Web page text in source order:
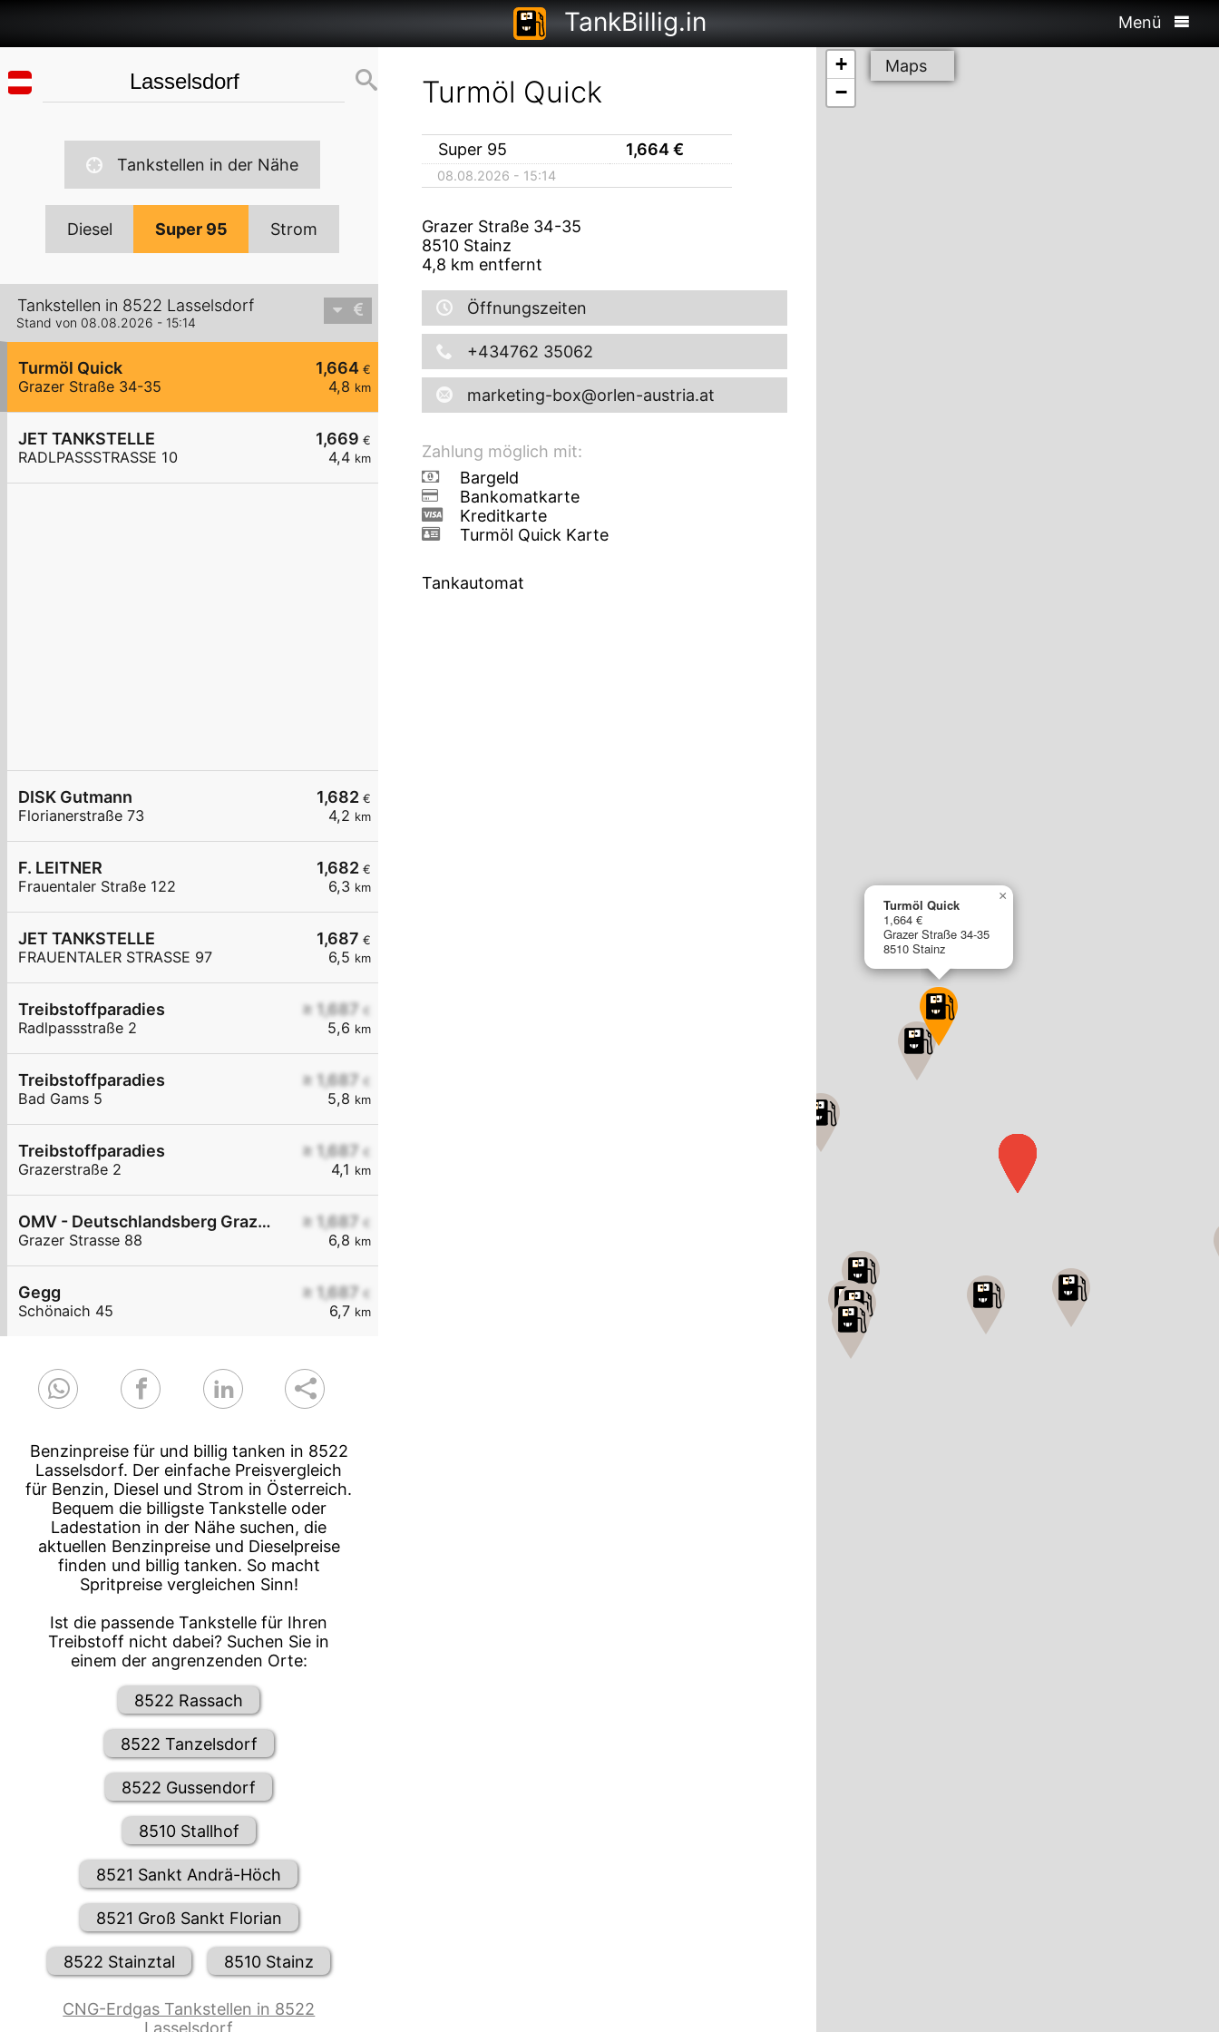
TankBillig.in Menü
Tankstellen in der Nähe
Diesel Super 95 Strom
Tankstellen in 8522 Lasselsdorf
Stand von 08.08.2026 - 15:14
1,664 €
4,8 km
Turmöl Quick
Grazer Straße 34-35
1,669 €
4,4 km
JET TANKSTELLE
RADLPASSSTRASSE 10
1,682 €
4,2 km
DISK Gutmann
Florianerstraße 73
1,682 €
6,3 km
F. LEITNER
Frauentaler Straße 122
1,687 €
6,5 km
JET TANKSTELLE
FRAUENTALER STRASSE 97
≥ 1,687 €
5,6 km
Treibstoffparadies
Radlpassstraße 2
≥ 1,687 €
5,8 km
Treibstoffparadies
Bad Gams 5
≥ 1,687 €
4,1 km
Treibstoffparadies
Grazerstraße 2
≥ 1,687 €
6,8 km
OMV - Deutschlandsberg Grazer Straße 88
Grazer Strasse 88
≥ 1,687 €
6,7 km
Gegg
Schönaich 45
Benzinpreise für und billig tanken in 8522
Lasselsdorf. Der einfache Preisvergleich
für Benzin, Diesel und Strom in Österreich.
Bequem die billigste Tankstelle oder
Ladestation in der Nähe suchen, die
aktuellen Benzinpreise und Dieselpreise
finden und billig tanken. So macht
Spritpreise vergleichen Sinn!
Ist die passende Tankstelle für Ihren
Treibstoff nicht dabei? Suchen Sie in
einem der angrenzenden Orte:
8522 Rassach
8522 Tanzelsdorf
8522 Gussendorf
8510 Stallhof
8521 Sankt Andrä-Höch
8521 Groß Sankt Florian
8522 Stainztal 8510 Stainz
CNG-Erdgas Tankstellen in 8522
Lasselsdorf
Turmöl Quick
Super 95 1,664€
08.08.2026 - 15:14
Grazer Straße 34-35
8510 Stainz
4,8 km entfernt
Öffnungszeiten
+434762 35062
marketing-box@orlen-austria.at
Zahlung möglich mit:
Bargeld
Bankomatkarte
Kreditkarte
Turmöl Quick Karte
Tankautomat
Turmöl Quick
1,664 €
Grazer Straße 34-35
8510 Stainz
×
+
−
Maps